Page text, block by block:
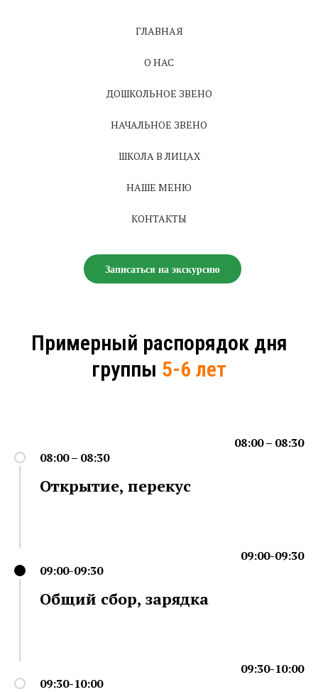
ГЛАВНАЯ
О НАС
ДОШКОЛЬНОЕ ЗВЕНО
НАЧАЛЬНОЕ ЗВЕНО
ШКОЛА В ЛИЦАХ
НАШЕ МЕНЮ
КОНТАКТЫ
Записаться на экскурсию
Примерный распорядок дня
группы 5-6 лет
08:00 – 08:30
08:00 – 08:30
Открытие, перекус
09:00-09:30
09:00-09:30
Общий сбор, зарядка
09:30-10:00
09:30-10:00